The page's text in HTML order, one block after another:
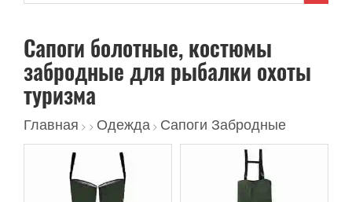
Сапоги болотные, костюмы
забродные для рыбалки охоты
туризма
Главная > > Одежда > Сапоги Забродные